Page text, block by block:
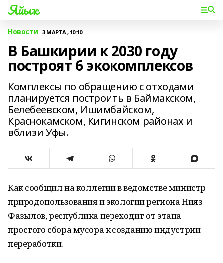
Яйыҡ
Новости 3 МАРТА , 10:10
В Башкирии к 2030 году
построят 6 экокомплексов
Комплексы по обращению с отходами
планируется построить в Баймакском,
Белебеевском, Ишимбайском,
Краснокамском, Кигинском районах и
вблизи Уфы.
Как сообщил на коллегии в ведомстве министр
природопользования и экологии региона Нияз
Фазылов, республика переходит от этапа
простого сбора мусора к созданию индустрии
переработки.